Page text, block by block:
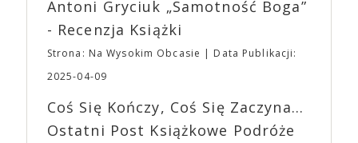
(„Joker”, „Ona”) w swojej najbardziej zaskakującej
roli. Twórca kultowych „Dziedzictwo. Hereditary” i
„Midsommar. W biały dzień” zrealizował najbardziej
osobisty film, który pozwolił mu w pełni podzielić
się z widzami swoimi lękami, wizją świata, a przede
„Bo się boi” w kinach od 21 kwietnia.
Waszych ulubionych Wystawców serwujących
napoje oraz drobne przekąski a przed halą
planujemy Strefę FoodTrucków. Życzymy Wam
fantastycznego czasu oczekiwania na nadchodzącą
EXPO XXI!
Antoni Gryciuk „Samotność Boga”
- Recenzja Książki
Strona: Na Wysokim Obcasie
Data Publikacji:
2025-04-09
Coś Się Kończy, Coś Się Zaczyna...
Ostatni Post Książkowe Podróże